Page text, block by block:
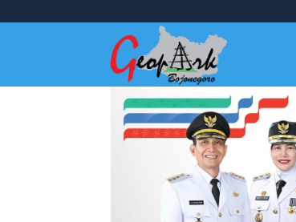
Bojonegoro